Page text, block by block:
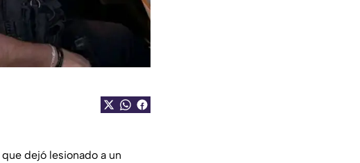
que dejó lesionado a un